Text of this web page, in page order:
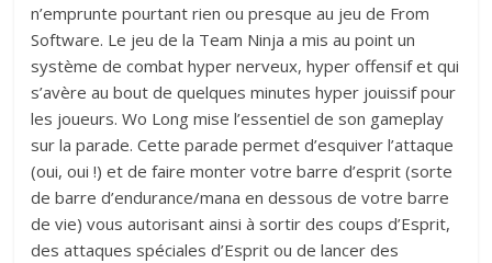
n’emprunte pourtant rien ou presque au jeu de From
Software. Le jeu de la Team Ninja a mis au point un
système de combat hyper nerveux, hyper offensif et qui
s’avère au bout de quelques minutes hyper jouissif pour
les joueurs. Wo Long mise l’essentiel de son gameplay
sur la parade. Cette parade permet d’esquiver l’attaque
(oui, oui !) et de faire monter votre barre d’esprit (sorte
de barre d’endurance/mana en dessous de votre barre
de vie) vous autorisant ainsi à sortir des coups d’Esprit,
des attaques spéciales d’Esprit ou de lancer des